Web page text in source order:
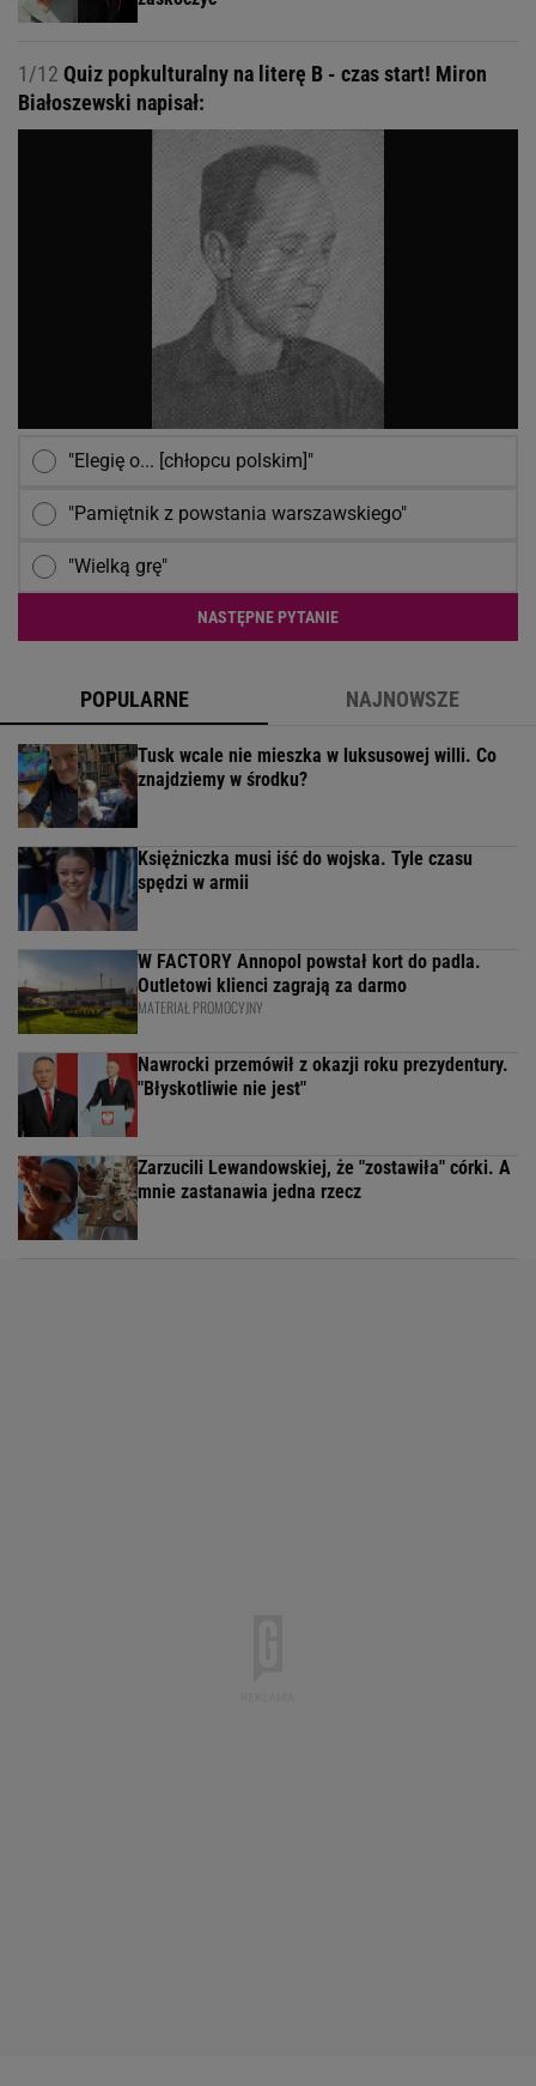
1/12 Quiz popkulturalny na literę B - czas start! Miron
Białoszewski napisał:
"Elegię o... [chłopcu polskim]"
"Pamiętnik z powstania warszawskiego"
"Wielką grę"
NASTĘPNE PYTANIE
POPULARNE NAJNOWSZE
Tusk wcale nie mieszka w luksusowej willi. Co
znajdziemy w środku?
Księżniczka musi iść do wojska. Tyle czasu
spędzi w armii
W FACTORY Annopol powstał kort do padla.
Outletowi klienci zagrają za darmo
MATERIAŁ PROMOCYJNY
Nawrocki przemówił z okazji roku prezydentury.
"Błyskotliwie nie jest"
Zarzucili Lewandowskiej, że "zostawiła" córki. A
mnie zastanawia jedna rzecz